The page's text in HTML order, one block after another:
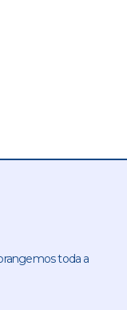
toda a